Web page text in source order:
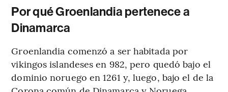
Por qué Groenlandia pertenece a
Dinamarca
Groenlandia comenzó a ser habitada por
vikingos islandeses en 982, pero quedó bajo el
dominio noruego en 1261 y, luego, bajo el de la